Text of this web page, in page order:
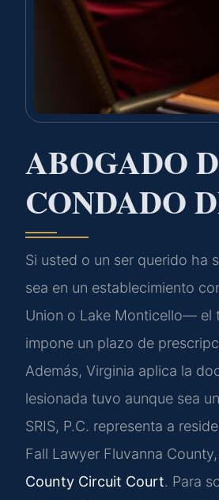
ABOGADO
CONDADO
Si usted o un ser querido ha
sea en un establecimiento
Union o Lake Monticello— el
impone un plazo de
Además, Virginia aplica la
lesionada tuvo aunque sea
SRIS, P.C. representa a
Fall Lawyer Fluvanna
County Circuit Court. Para